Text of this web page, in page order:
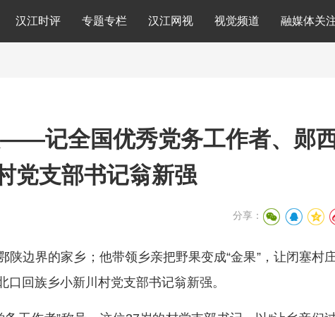
汉江时评 专题专栏 汉江网视 视觉频道 融媒体关
记全国优秀党务工作者、郧
党支部书记翁新强
分享：
陕边界的家乡；他带领乡亲把野果变成“金果”，让闭塞村
回族乡小新川村党支部书记翁新强。